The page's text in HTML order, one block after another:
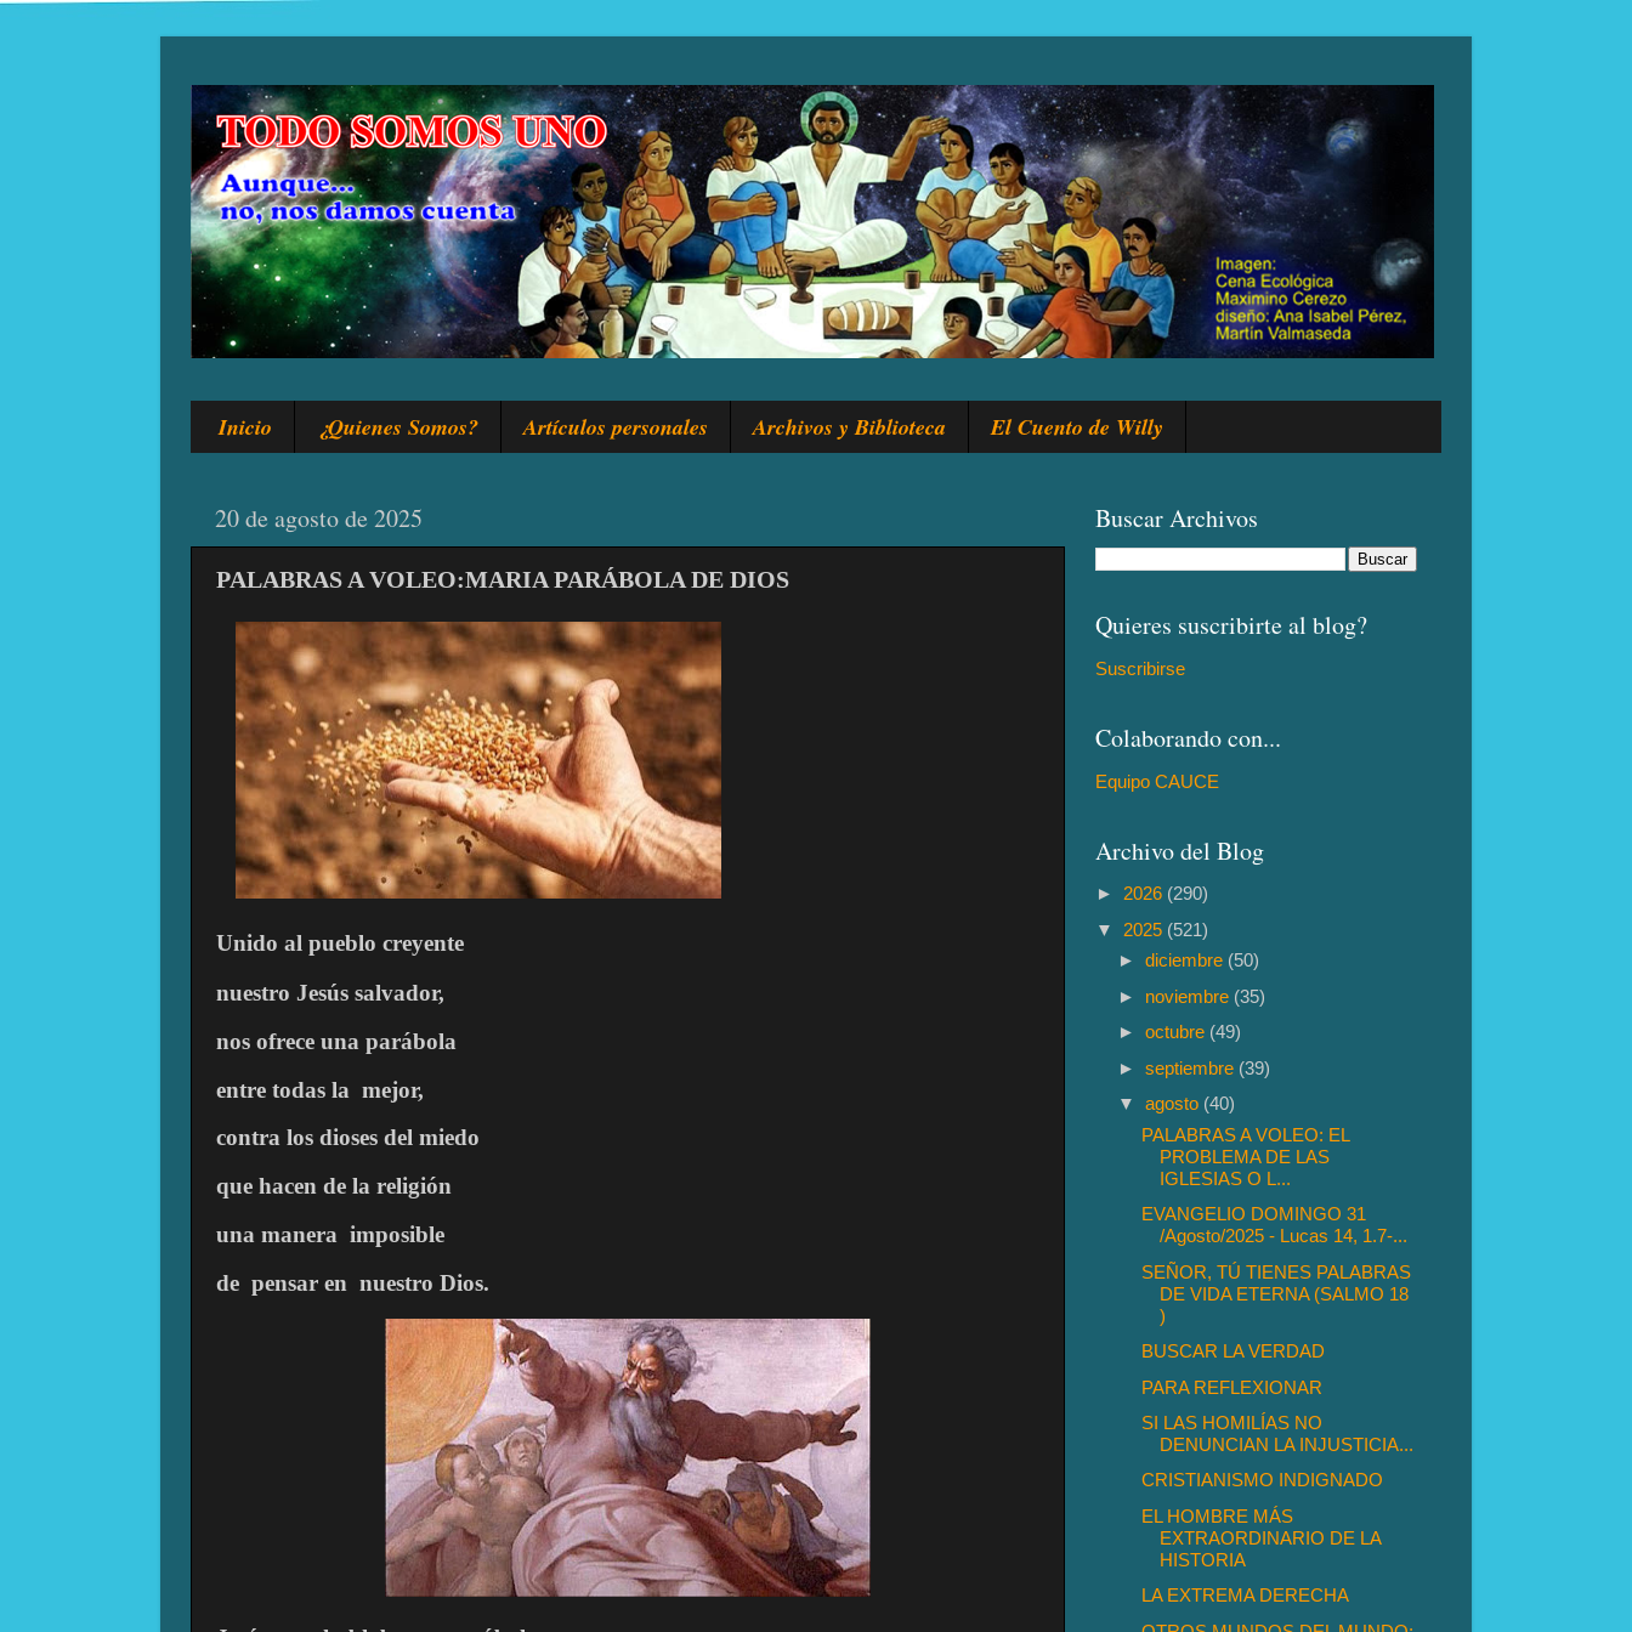
Inicio ¿Quienes Somos? Artículos personales Archivos y Biblioteca El Cuento de Willy
20 de agosto de 2025
PALABRAS A VOLEO:MARIA PARÁBOLA DE DIOS
Unido al pueblo creyente
nuestro Jesús salvador,
nos ofrece una parábola
entre todas la mejor,
contra los dioses del miedo
que hacen de la religión
una manera imposible
de pensar en nuestro Dios.
Buscar Archivos
Quieres suscribirte al blog?
Suscribirse
Colaborando con...
Equipo CAUCE
Archivo del Blog
► 2026 (290)
▼ 2025 (521)
►diciembre (50)
► noviembre (35)
►octubre (49)
►septiembre (39)
▼agosto (40)
PALABRAS A VOLEO: EL
PROBLEMA DE LAS
IGLESIAS O L...
EVANGELIO DOMINGO 31
/Agosto/2025 - Lucas 14, 1.7-...
SEÑOR, TÚ TIENES PALABRAS
DE VIDA ETERNA (SALMO 18
)
BUSCAR LA VERDAD
PARA REFLEXIONAR
SI LAS HOMILÍAS NO
DENUNCIAN LA INJUSTICIA...
CRISTIANISMO INDIGNADO
EL HOMBRE MÁS
EXTRAORDINARIO DE LA
HISTORIA
LA EXTREMA DERECHA